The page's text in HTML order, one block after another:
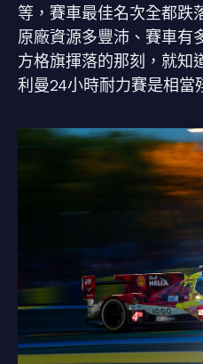
等，賽車最佳名次全都跌
原廠資源多豐沛、賽車有
方格旗揮落的那刻，就
利曼24小時耐力賽是相當